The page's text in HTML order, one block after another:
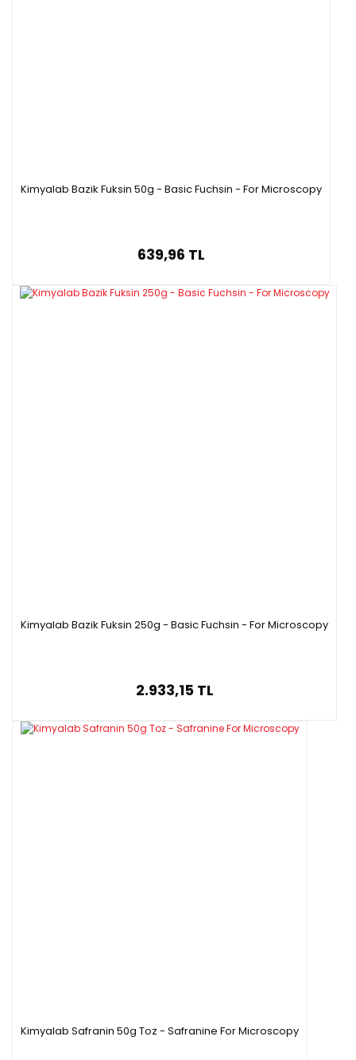
Kimyalab Bazik Fuksin 50g - Basic Fuchsin - For Microscopy
639,96 TL
Kimyalab Bazik Fuksin 250g - Basic Fuchsin - For Microscopy
2.933,15 TL
Kimyalab Safranin 50g Toz - Safranine For Microscopy